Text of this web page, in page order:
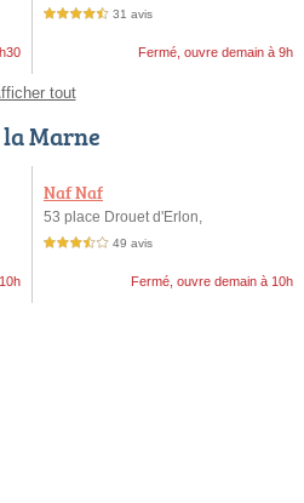
4,5 étoiles sur 5 31 avis
Fermé, ouvre demain à 9h
tout
Marne
Naf Naf
53 place Drouet d'Erlon,
3,5 étoiles sur 5 49 avis
Fermé, ouvre demain à 10h